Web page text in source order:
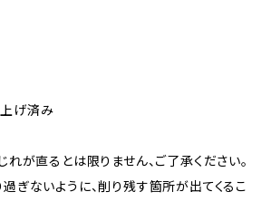
げ済み
が直るとは限りません、ご了承ください。
ぎないように、削り残す箇所が出てくるこ